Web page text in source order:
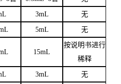
3mL 无
5mL 无
15mL
按说明书进行
稀释
3mL 无